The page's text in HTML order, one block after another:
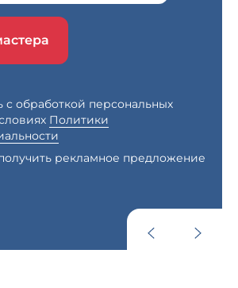
с обработкой персональных
Политики
рекламное предложение